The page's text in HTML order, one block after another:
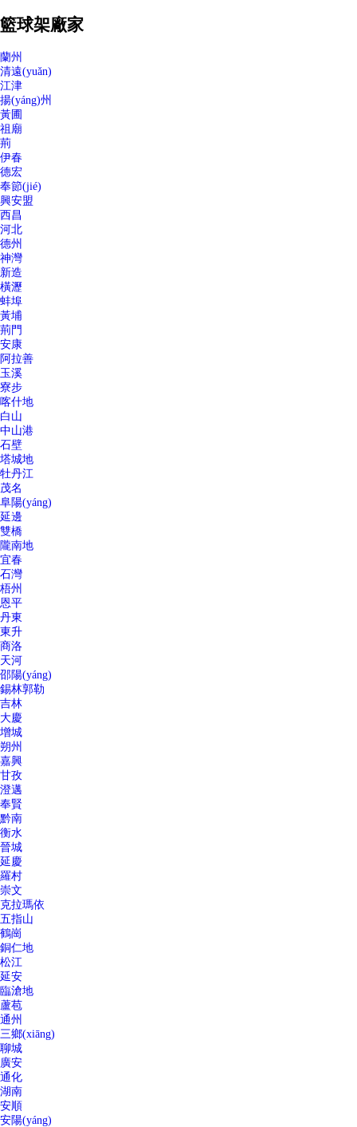
籃球架廠家
蘭州
清遠(yuǎn)
江津
揚(yáng)州
黃圃
祖廟
荊
伊春
德宏
奉節(jié)
興安盟
西昌
河北
德州
神灣
新造
橫瀝
蚌埠
黃埔
荊門
安康
阿拉善
玉溪
寮步
喀什地
白山
中山港
石壁
塔城地
牡丹江
茂名
阜陽(yáng)
延邊
雙橋
隴南地
宜春
石灣
梧州
恩平
丹東
東升
商洛
天河
邵陽(yáng)
錫林郭勒
吉林
大慶
增城
朔州
嘉興
甘孜
澄邁
奉賢
黔南
衡水
晉城
延慶
羅村
崇文
克拉瑪依
五指山
鶴崗
銅仁地
松江
延安
臨滄地
蘆苞
通州
三鄉(xiāng)
聊城
廣安
通化
湖南
安順
安陽(yáng)